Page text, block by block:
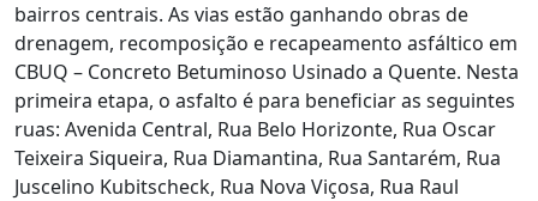
bairros centrais. As vias estão ganhando obras de
drenagem, recomposição e recapeamento asfáltico em
CBUQ – Concreto Betuminoso Usinado a Quente. Nesta
primeira etapa, o asfalto é para beneficiar as seguintes
ruas: Avenida Central, Rua Belo Horizonte, Rua Oscar
Teixeira Siqueira, Rua Diamantina, Rua Santarém, Rua
Juscelino Kubitscheck, Rua Nova Viçosa, Rua Raul